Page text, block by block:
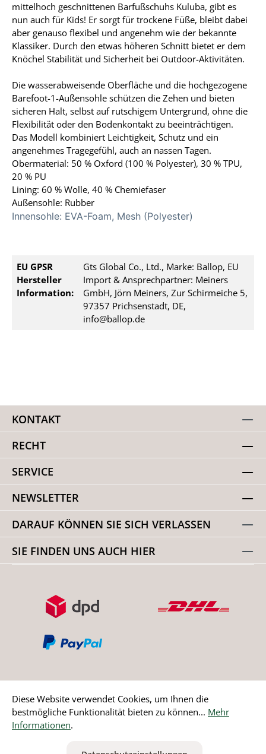
mittelhoch geschnittenen Barfußschuhs Kuluba, gibt es
nun auch für Kids! Er sorgt für trockene Füße, bleibt dabei
aber genauso flexibel und angenehm wie der bekannte
Klassiker. Durch den etwas höheren Schnitt bietet er dem
Knöchel Stabilität und Sicherheit bei Outdoor-Aktivitäten.
Die wasserabweisende Oberfläche und die hochgezogene
Barefoot-1-Außensohle schützen die Zehen und bieten
sicheren Halt, selbst auf rutschigem Untergrund, ohne die
Flexibilität oder den Bodenkontakt zu beeinträchtigen.
Das Modell kombiniert Leichtigkeit, Schutz und ein
angenehmes Tragegefühl, auch an nassen Tagen.
Obermaterial: 50 % Oxford (100 % Polyester), 30 % TPU,
20 % PU
Lining: 60 % Wolle, 40 % Chemiefaser
Außensohle: Rubber
Innensohle: EVA-Foam, Mesh (Polyester)
EU GPSR
Hersteller
Information:
Gts Global Co., Ltd., Marke: Ballop, EU
Import & Ansprechpartner: Meiners
GmbH, Jörn Meiners, Zur Schirmeiche 5,
97357 Prichsenstadt, DE,
info@ballop.de
KONTAKT
RECHT
SERVICE
NEWSLETTER
DARAUF KÖNNEN SIE SICH VERLASSEN
SIE FINDEN UNS AUCH HIER
Bestellung widerrufen
Diese Website verwendet Cookies, um Ihnen die
bestmögliche Funktionalität bieten zu können... Mehr
Informationen.